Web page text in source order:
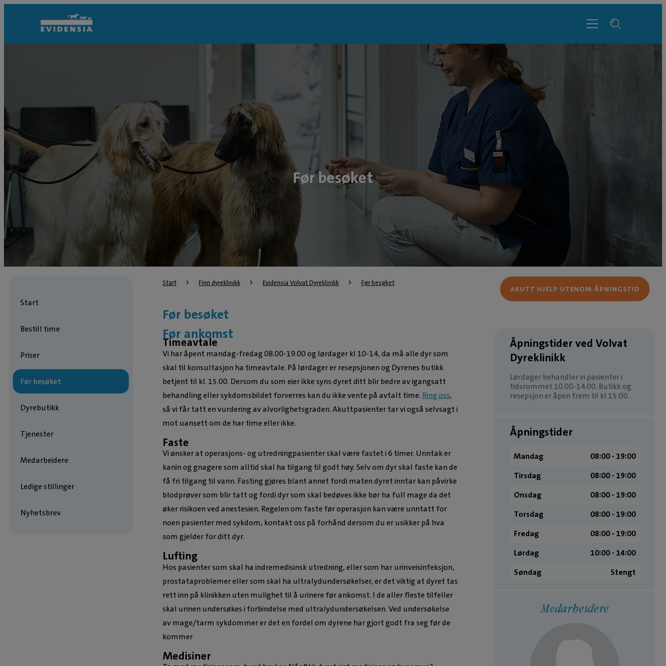
Før besøket
Start Finn dyreklinikk Evidensia Volvat Dyreklinikk Før besøket
Start
Bestill time
Priser
Før besøket
Dyrebutikk
Tjenester
Medarbeidere
Ledige stillinger
Nyhetsbrev
Før besøket
Før ankomst
Timeavtale
Vi har åpent mandag-fredag 08.00-19.00 og lørdager kl 10-14, da må alle dyr som
skal til konsultasjon ha timeavtale. På lørdager er resepsjonen og Dyrenes butikk
betjent til kl. 15.00. Dersom du som eier ikke syns dyret ditt blir bedre av igangsatt
behandling eller sykdomsbildet forverres kan du ikke vente på avtalt time. Ring oss,
så vi får tatt en vurdering av alvorlighetsgraden. Akuttpasienter tar vi også selvsagt i
mot uansett om de har time eller ikke.
Faste
Vi ønsker at operasjons- og utredningpasienter skal være fastet i 6 timer. Unntak er
kanin og gnagere som alltid skal ha tilgang til godt høy. Selv om dyr skal faste kan de
få fri tilgang til vann. Fasting gjøres blant annet fordi maten dyret inntar kan påvirke
blodprøver som blir tatt og fordi dyr som skal bedøves ikke bør ha full mage da det
øker risikoen ved anestesien. Regelen om faste før operasjon kan være unntatt for
noen pasienter med sykdom, kontakt oss på forhånd dersom du er usikker på hva
som gjelder for ditt dyr.
Lufting
Hos pasienter som skal ha indremedisinsk utredning, eller som har urinveisinfeksjon,
prostataproblemer eller som skal ha ultralydundersøkelser, er det viktig at dyret tas
rett inn på klinikken uten mulighet til å urinere før ankomst. I de aller fleste tilfeller
skal urinen undersøkes i forbindelse med ultralydundersøkelsen. Ved undersøkelse
av mage/tarm sykdommer er det en fordel om dyrene har gjort godt fra seg før de
kommer
Medisiner
AKUTT HJELP UTENOM ÅPNINGSTID
Åpningstider ved Volvat
Dyreklinikk
Lørdager behandler vi pasienter i
tidsrommet 10.00-14.00. Butikk og
resepsjon er åpen frem til kl 15:00.
Åpningstider
Mandag
08:00 ­- 19:00
Tirsdag
08:00 ­- 19:00
Onsdag
08:00 ­- 19:00
Torsdag
08:00 ­- 19:00
Fredag
08:00 ­- 19:00
Lørdag
10:00 ­- 14:00
Søndag
Stengt
Medarbeidere